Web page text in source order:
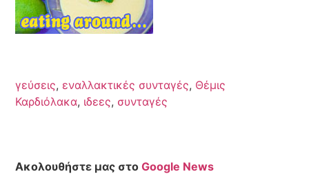
γεύσεις, εναλλακτικές συνταγές, Θέμις
Καρδιόλακα, ιδεες, συνταγές
Ακολουθήστε μας στοGoogle News